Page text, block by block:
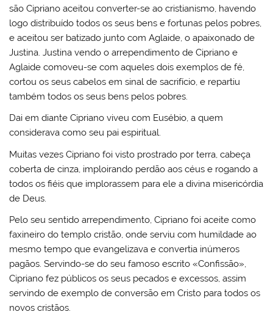
são Cipriano aceitou converter-se ao cristianismo, havendo
logo distribuído todos os seus bens e fortunas pelos pobres,
e aceitou ser batizado junto com Aglaide, o apaixonado de
Justina. Justina vendo o arrependimento de Cipriano e
Aglaide comoveu-se com aqueles dois exemplos de fé,
cortou os seus cabelos em sinal de sacrifício, e repartiu
também todos os seus bens pelos pobres.
Dai em diante Cipriano viveu com Eusébio, a quem
considerava como seu pai espiritual.
Muitas vezes Cipriano foi visto prostrado por terra, cabeça
coberta de cinza, imploirando perdão aos céus e rogando a
todos os fiéis que implorassem para ele a divina misericórdia
de Deus.
Pelo seu sentido arrependimento, Cipriano foi aceite como
faxineiro do templo cristão, onde serviu com humildade ao
mesmo tempo que evangelizava e convertia inúmeros
pagãos. Servindo-se do seu famoso escrito «Confissão»,
Cipriano fez públicos os seus pecados e excessos, assim
servindo de exemplo de conversão em Cristo para todos os
novos cristãos.